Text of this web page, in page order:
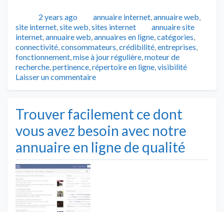
Publié2 years ago Catégories
annuaire internet,annuaire web,
site internet,site web,sites internet Tags
annuaire site
internet,annuaire web,annuaires en ligne,catégories,
connectivité,consommateurs,crédibilité,entreprises,
fonctionnement,mise à jour régulière,moteur de
recherche,pertinence,répertoire en ligne,visibilité
Laisser un commentaire
Trouver facilement ce dont
vous avez besoin avec notre
annuaire en ligne de qualité